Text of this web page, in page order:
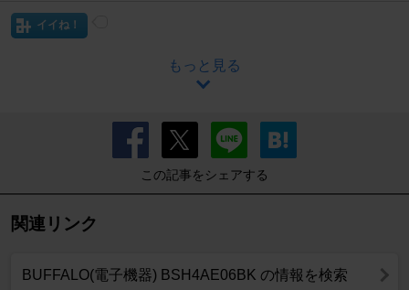
イイね！
もっと見る
この記事をシェアする
関連リンク
BUFFALO(電子機器) BSH4AE06BK の情報を検索